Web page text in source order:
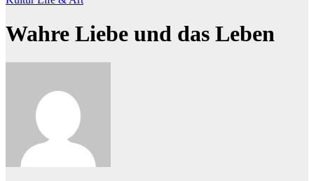
Wahre Liebe und das Leben